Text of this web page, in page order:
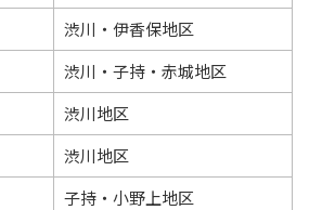
渋川・伊香保地区
渋川・子持・赤城地区
渋川地区
渋川地区
子持・小野上地区